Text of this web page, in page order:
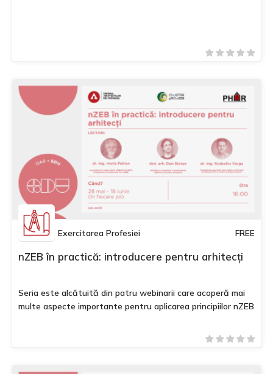
Exercitarea Profesiei FREE
nZEB în practică: introducere pentru arhitecți
Seria este alcătuită din patru webinarii care acoperă mai
multe aspecte importante pentru aplicarea principiilor nZEB